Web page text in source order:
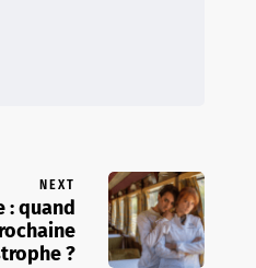
NEXT
: quand
?